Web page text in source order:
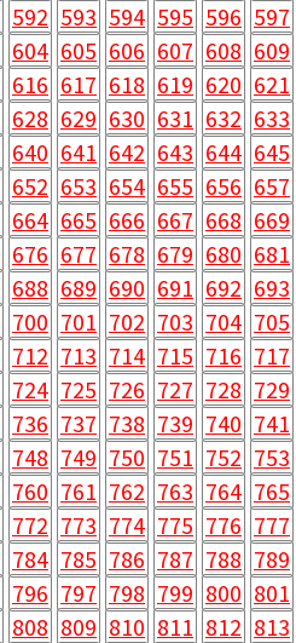
592 593 594 595 596 597
604 605 606 607 608 609
616 617 618 619 620 621
628 629 630 631 632 633
640 641 642 643 644 645
652 653 654 655 656 657
664 665 666 667 668 669
676 677 678 679 680 681
688 689 690 691 692 693
700 701 702 703 704 705
712 713 714 715 716 717
724 725 726 727 728 729
736 737 738 739 740 741
748 749 750 751 752 753
760 761 762 763 764 765
772 773 774 775 776 777
784 785 786 787 788 789
796 797 798 799 800 801
808 809 810 811 812 813